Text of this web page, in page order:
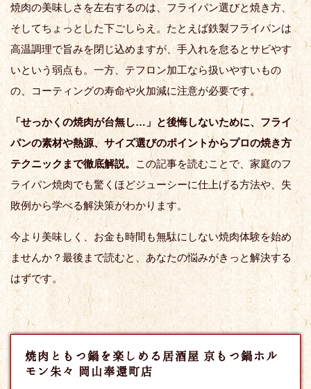
焼肉の美味しさを左右するのは、フライパン選びと焼き方、
そしてちょっとした下ごしらえ。たとえば鉄製フライパンは
高温調理で旨みを閉じ込めますが、手入れを怠るとサビやす
いという弱点も。一方、テフロン加工なら扱いやすいもの
の、コーティングの寿命や火加減に注意が必要です。
「せっかくの焼肉が台無し…」と後悔しないために、フライ
パンの素材や熱源、サイズ選びのポイントからプロの焼き方
テクニックまで徹底解説。 この記事を読むことで、家庭のフ
ライパン焼肉でも驚くほどジューシーに仕上げる方法や、失
敗例から学べる解決策がわかります。
今より美味しく、お金も時間も無駄にしない焼肉体験を始め
ませんか？最後まで読むと、あなたの悩みがきっと解決する
はずです。
焼肉ともつ鍋を楽しめる居酒屋 京もつ鍋ホル
モン朱々 岡山奉還町店